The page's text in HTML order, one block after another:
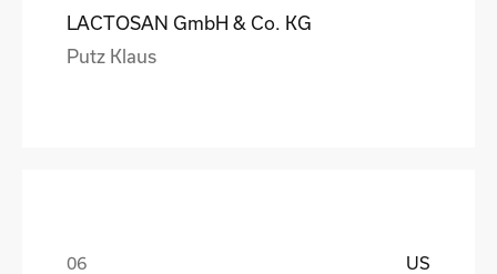
LACTOSAN GmbH & Co. KG
Putz Klaus
US